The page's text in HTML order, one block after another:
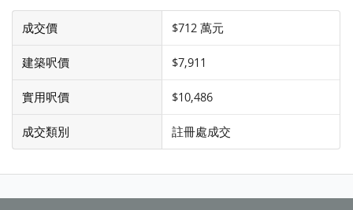
成交價 $712 萬元
建築呎價 $7,911
實用呎價 $10,486
成交類別 註冊處成交